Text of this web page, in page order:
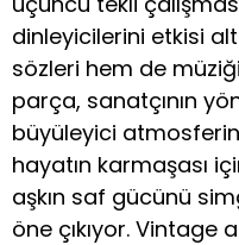
dinleyicilerini etkisi
sözleri hem de
parça, sanatçının
büyüleyici
hayatın karmaşası
aşkın saf gücünü
öne çıkıyor.